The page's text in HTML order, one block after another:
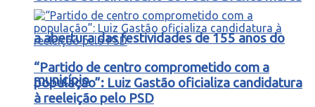
a abertura das festividades de 155 anos do
município
“Partido de centro comprometido com a
população”: Luiz Gastão oficializa candidatura
à reeleição pelo PSD